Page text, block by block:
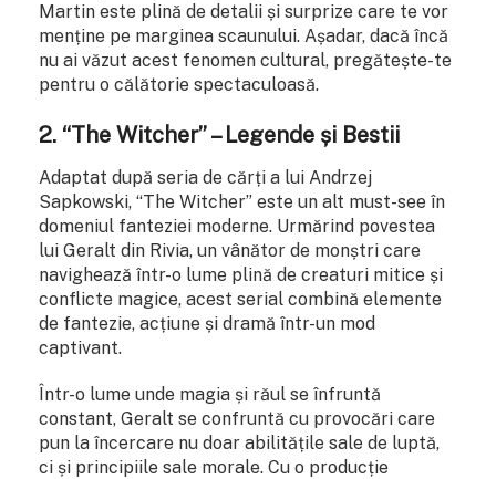
Martin este plină de detalii și surprize care te vor
menține pe marginea scaunului. Așadar, dacă încă
nu ai văzut acest fenomen cultural, pregătește-te
pentru o călătorie spectaculoasă.
2. “The Witcher” – Legende și Bestii
Adaptat după seria de cărți a lui Andrzej
Sapkowski, “The Witcher” este un alt must-see în
domeniul fanteziei moderne. Urmărind povestea
lui Geralt din Rivia, un vânător de monștri care
navighează într-o lume plină de creaturi mitice și
conflicte magice, acest serial combină elemente
de fantezie, acțiune și dramă într-un mod
captivant.
Într-o lume unde magia și răul se înfruntă
constant, Geralt se confruntă cu provocări care
pun la încercare nu doar abilitățile sale de luptă,
ci și principiile sale morale. Cu o producție